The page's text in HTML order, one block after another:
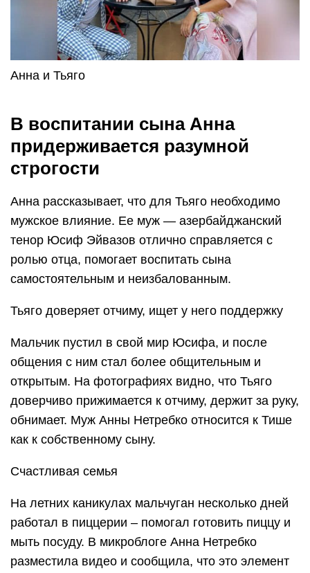
Анна и Тьяго
В воспитании сына Анна
придерживается разумной
строгости
Анна рассказывает, что для Тьяго необходимо
мужское влияние. Ее муж — азербайджанский
тенор Юсиф Эйвазов отлично справляется с
ролью отца, помогает воспитать сына
самостоятельным и неизбалованным.
Тьяго доверяет отчиму, ищет у него поддержку
Мальчик пустил в свой мир Юсифа, и после
общения с ним стал более общительным и
открытым. На фотографиях видно, что Тьяго
доверчиво прижимается к отчиму, держит за руку,
обнимает. Муж Анны Нетребко относится к Тише
как к собственному сыну.
Счастливая семья
На летних каникулах мальчуган несколько дней
работал в пиццерии – помогал готовить пиццу и
мыть посуду. В микроблоге Анна Нетребко
разместила видео и сообщила, что это элемент